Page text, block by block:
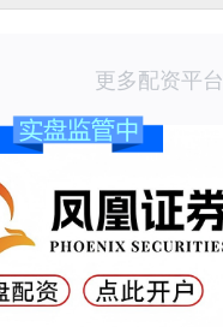
更多配资平台